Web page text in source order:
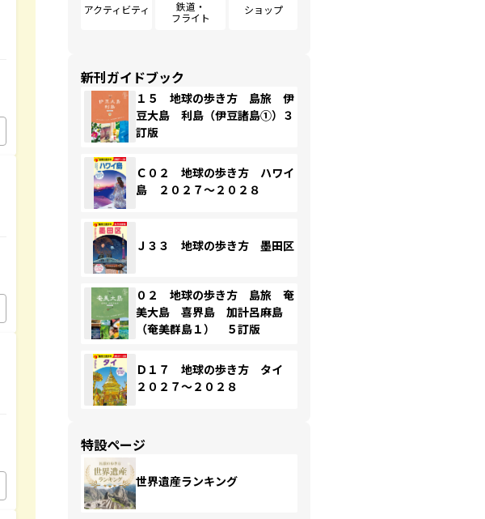
アクティビティ
鉄道・
フライト
ショップ
新刊ガイドブック
１５ 地球の歩き方 島旅 伊
豆大島 利島（伊豆諸島①）３
訂版
Ｃ０２ 地球の歩き方 ハワイ
島 ２０２７～２０２８
Ｊ３３ 地球の歩き方 墨田区
０２ 地球の歩き方 島旅 奄
美大島 喜界島 加計呂麻島
（奄美群島１） ５訂版
Ｄ１７ 地球の歩き方 タイ
２０２７～２０２８
特設ページ
世界遺産ランキング